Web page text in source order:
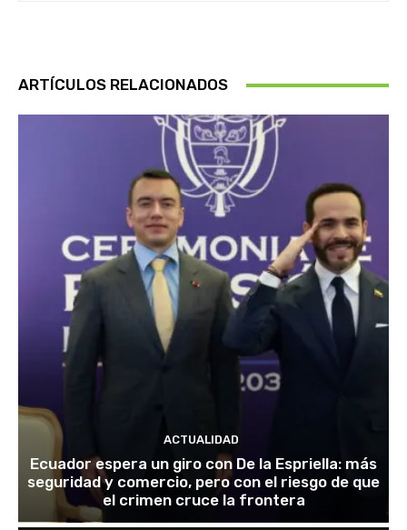
ARTÍCULOS RELACIONADOS
ACTUALIDAD
Ecuador espera un giro con De la Espriella: más
seguridad y comercio, pero con el riesgo de que
el crimen cruce la frontera